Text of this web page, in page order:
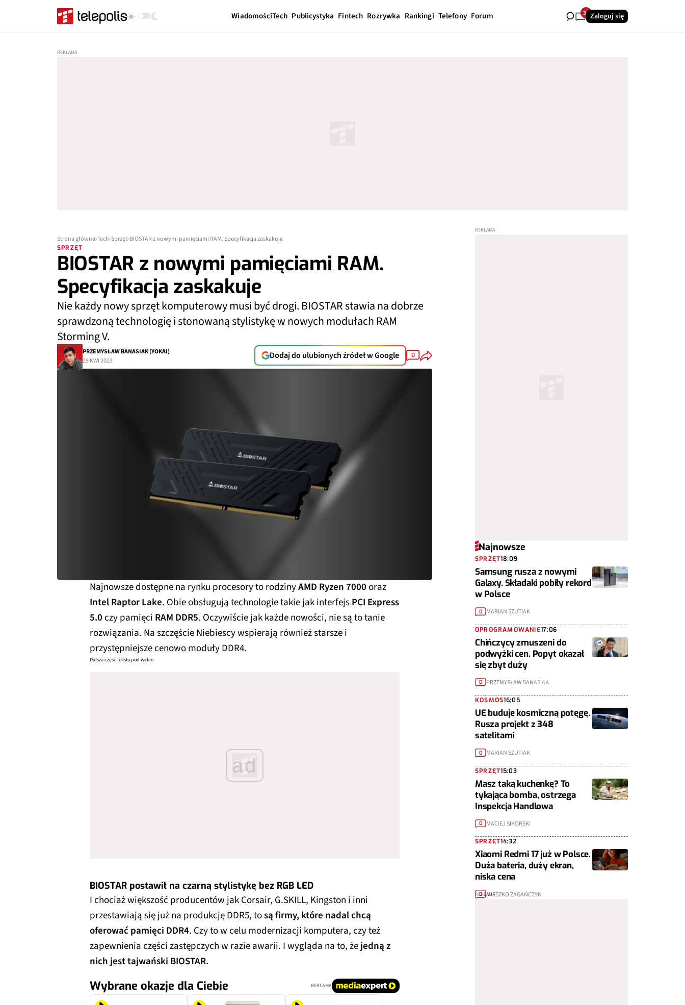
WiadomościTech Publicystyka Fintech Rozrywka Rankingi Telefony Forum 34Zaloguj się
Strona główna Tech Sprzęt BIOSTAR z nowymi pamięciami RAM. Specyfikacja zaskakuje
SPRZĘT
BIOSTAR z nowymi pamięciami RAM.
Specyfikacja zaskakuje
Nie każdy nowy sprzęt komputerowy musi być drogi. BIOSTAR stawia na dobrze
sprawdzoną technologię i stonowaną stylistykę w nowych modułach RAM
Storming V.
PRZEMYSŁAW BANASIAK (YOKAI)
29 KWI 2023
Dodaj do ulubionych źródeł w Google 0
Najnowsze dostępne na rynku procesory to rodzinyAMD Ryzen 7000oraz
Intel Raptor Lake. Obie obsługują technologie takie jak interfejsPCI Express
5.0czy pamięci RAM DDR5. Oczywiście jak każde nowości, nie są to tanie
rozwiązania. Na szczęście Niebiescy wspierają również starsze i
przystępniejsze cenowo moduły DDR4.
Dalsza część tekstu pod wideo
ad
BIOSTAR postawił na czarną stylistykę bez RGB LED
I chociaż większość producentów jak Corsair, G.SKILL, Kingston i inni
przestawiają się już na produkcję DDR5, tosą firmy, które nadal chcą
oferować pamięci DDR4. Czy to w celu modernizacji komputera, czy też
zapewnienia części zastępczych w razie awarii. I wygląda na to, żejedną z
nich jest tajwański BIOSTAR.
Wybrane okazje dla Ciebie REKLAMA
Najnowsze
SPRZĘT18:09
Samsung rusza z nowymi
Galaxy. Składaki pobiły rekord
w Polsce
0 MARIAN SZUTIAK
OPROGRAMOWANIE17:06
Chińczycy zmuszeni do
podwyżki cen. Popyt okazał
się zbyt duży
0 PRZEMYSŁAW BANASIAK
KOSMOS16:05
UE buduje kosmiczną potęgę.
Rusza projekt z 348
satelitami
0 MARIAN SZUTIAK
SPRZĘT15:03
Masz taką kuchenkę? To
tykająca bomba, ostrzega
Inspekcja Handlowa
0 MACIEJ SIKORSKI
SPRZĘT14:32
Xiaomi Redmi 17 już w Polsce.
Duża bateria, duży ekran,
niska cena
0 MIESZKO ZAGAŃCZYK